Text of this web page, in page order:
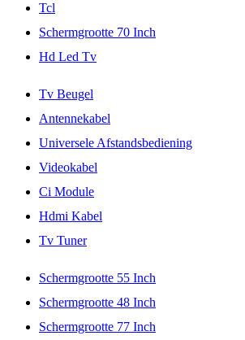
Tcl
Schermgrootte 70 Inch
Hd Led Tv
Tv Beugel
Antennekabel
Universele Afstandsbediening
Videokabel
Ci Module
Hdmi Kabel
Tv Tuner
Schermgrootte 55 Inch
Schermgrootte 48 Inch
Schermgrootte 77 Inch